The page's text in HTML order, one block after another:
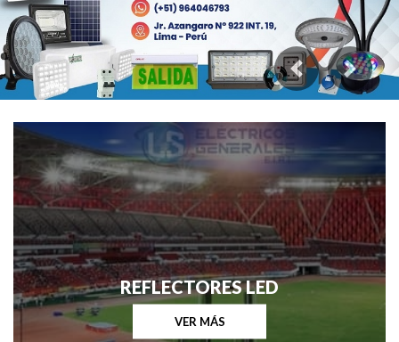
Previous Next
REFLECTORES LED
VER MÁS